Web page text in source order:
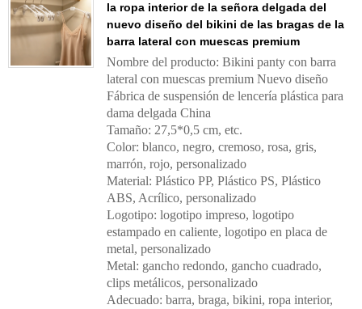
la ropa interior de la señora delgada del
nuevo diseño del bikini de las bragas de la
barra lateral con muescas premium
Nombre del producto: Bikini panty con barra
lateral con muescas premium Nuevo diseño
Fábrica de suspensión de lencería plástica para
dama delgada China
Tamaño: 27,5*0,5 cm, etc.
Color: blanco, negro, cremoso, rosa, gris,
marrón, rojo, personalizado
Material: Plástico PP, Plástico PS, Plástico
ABS, Acrílico, personalizado
Logotipo: logotipo impreso, logotipo
estampado en caliente, logotipo en placa de
metal, personalizado
Metal: gancho redondo, gancho cuadrado,
clips metálicos, personalizado
Adecuado: barra, braga, bikini, ropa interior,